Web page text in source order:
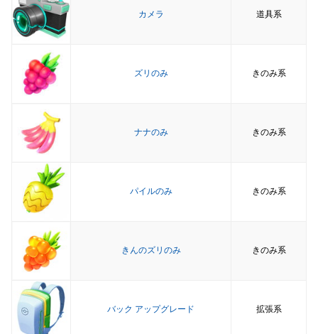
カメラ 道具系
ズリのみ きのみ系
ナナのみ きのみ系
パイルのみ きのみ系
きんのズリのみ きのみ系
バック アップグレード 拡張系